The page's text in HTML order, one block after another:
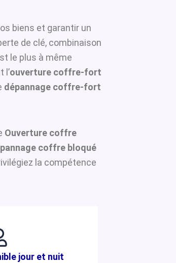
biens et garantir un
de clé, combinaison
le plus à même
l’ouverture coffre-fort
dépannage coffre-fort
Ouverture coffre
coffre bloqué
la compétence
jour et nuit